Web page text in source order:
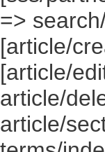
=>
[article/
[article/
article/
article/